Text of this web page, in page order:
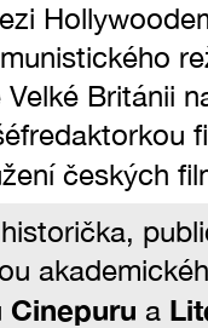
Británii
českých
Cinepuru a